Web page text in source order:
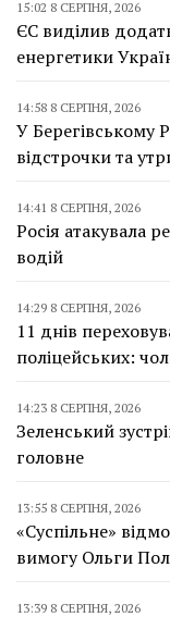
15:02 8 СЕРПНЯ, 2026
ЄС виділив
енергетики
14:58 8 СЕРПНЯ, 2026
У Берегівському
відстрочки та
14:41 8 СЕРПНЯ, 2026
Росія атакувала
водій
14:29 8 СЕРПНЯ, 2026
11 днів
поліцейських:
14:23 8 СЕРПНЯ, 2026
Зеленський
головне
13:55 8 СЕРПНЯ, 2026
«Суспільне»
вимогу Ольги
13:39 8 СЕРПНЯ, 2026